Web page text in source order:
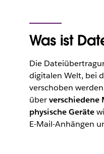
Was ist
Die
digitalen Welt, bei
verschoben
überverschiedene
physische Geräte
E-Mail-Anhängen